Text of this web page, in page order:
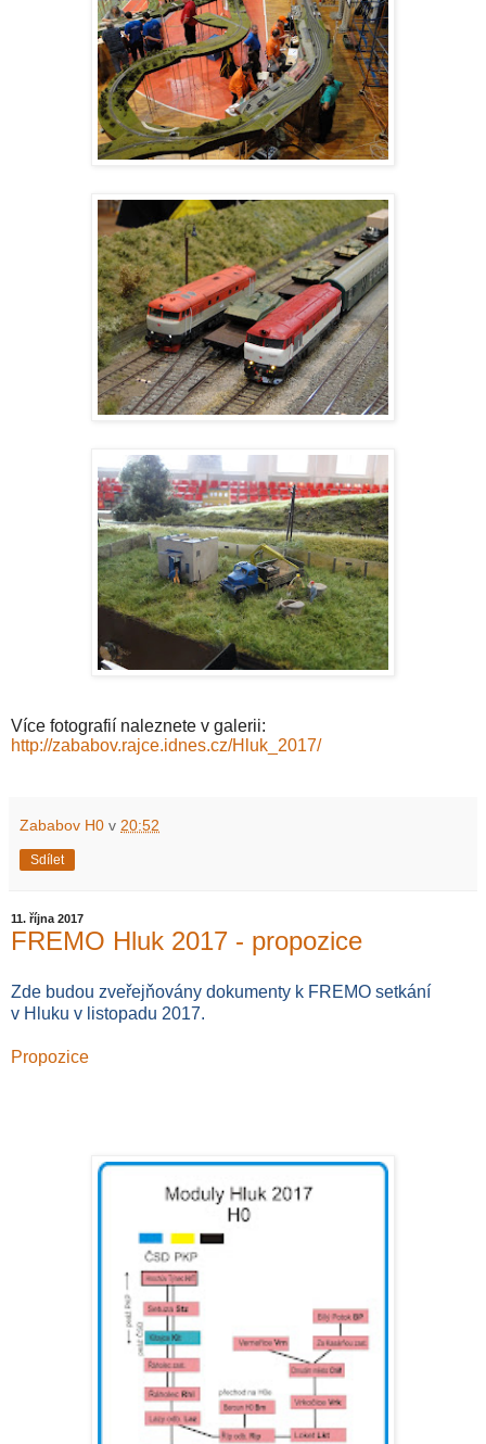
Více fotografií naleznete v galerii:
http://zababov.rajce.idnes.cz/Hluk_2017/
Zababov H0 v 20:52
Sdílet
11. října 2017
FREMO Hluk 2017 - propozice
Zde budou zveřejňovány dokumenty k FREMO setkání
v Hluku v listopadu 2017.
Propozice